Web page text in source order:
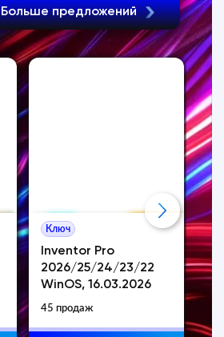
Больше предложений
Ключ
Inventor Pro
2026/25/24/23/22
WinOS, 16.03.2026
45 продаж